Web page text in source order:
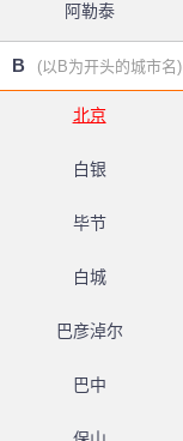
阿勒泰
B (以B为开头的城市名)
北京
白银
毕节
白城
巴彦淖尔
巴中